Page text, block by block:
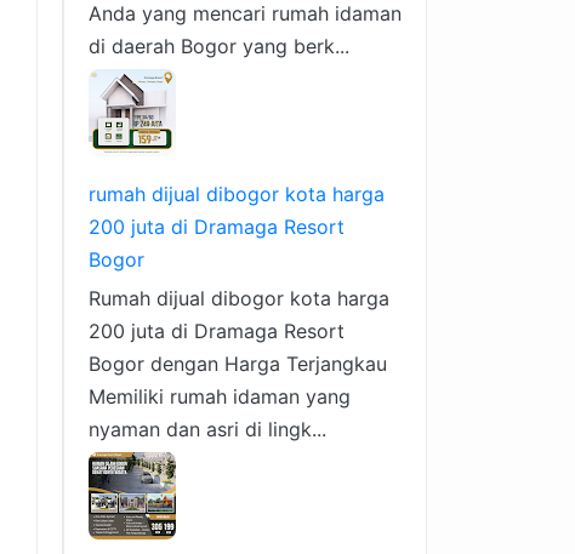
Anda yang mencari rumah idaman
di daerah Bogor yang berk...
rumah dijual dibogor kota harga
200 juta di Dramaga Resort
Bogor
Rumah dijual dibogor kota harga
200 juta di Dramaga Resort
Bogor dengan Harga Terjangkau
Memiliki rumah idaman yang
nyaman dan asri di lingk...